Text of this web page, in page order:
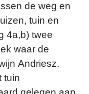
de weg en
tuin en
4a,b) twee
waar de
Andriesz.
tuin